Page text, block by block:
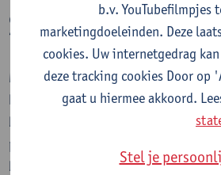
Stages
Medisch onderwijs vindt voor een
helpt studenten om eerder
bevordert bovendien de integratie
professioneel gedrag. De patiënt
belangrijk aspect waaraan gewerkt
b.v. YouTubefilmpjes
marketingdoeleinden. Deze
cookies. Uw internetgedrag
deze tracking cookies Door op
gaat u hiermee akkoord.
Stel je